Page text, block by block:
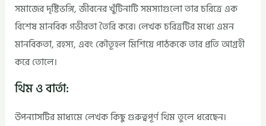
সমাজের দৃষ্টিভঙ্গি, জীবনের খুঁটিনাটি সমস্যাগুলো তার চরিত্রে এক
বিশেষ মানবিক গভীরতা তৈরি করে। লেখক চরিত্রটির মধ্যে এমন
মানবিকতা, রহস্য, এবং কৌতূহল মিশিয়ে পাঠককে তার প্রতি আগ্রহী
করে তোলে।
থিম ও বার্তা:
উপন্যাসটির মাধ্যমে লেখক কিছু গুরুত্বপূর্ণ থিম তুলে ধরেছেন।